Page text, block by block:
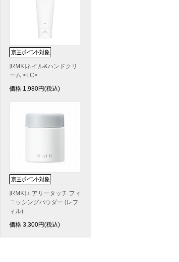
[RMK]ネイル&ハンドクリ
ーム <LC>
価格 1,980円(税込)
[RMK]エアリータッチ フィ
ニッシングパウダー (レフ
ィル)
価格 3,300円(税込)